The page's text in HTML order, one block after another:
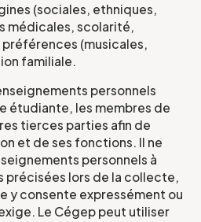
(sociales, ethniques,
médicales, scolarité,
(musicales,
familiale.
personnels
étudiante, les membres de
tierces parties afin de
et de ses fonctions. Il ne
personnels à
précisées lors de la collecte,
y consente expressément ou
Le Cégep peut utiliser